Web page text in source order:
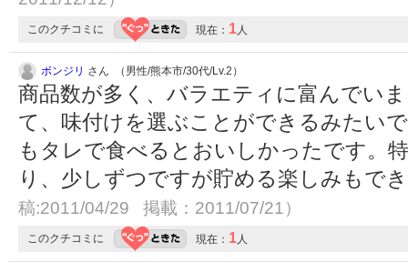
このクチコミに 現在： 1人
ボンジリ さん （男性/熊本市/30代/Lv.2）
商品数が多く、バラエティに富んでい
て、味付けを選ぶことができるみたい
もタレで食べるとおいしかったです。
り、少しずつですが貯める楽しみもで
稿:2011/04/29 掲載：2011/07/21）
このクチコミに 現在： 1人